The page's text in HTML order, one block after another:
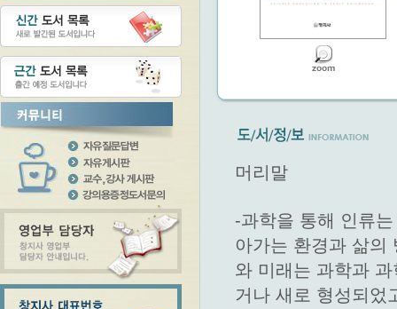
머리말
-과학을 통해 인류
아가는 환경과 삶의
와 미래는 과학과
거나 새로 형성되었